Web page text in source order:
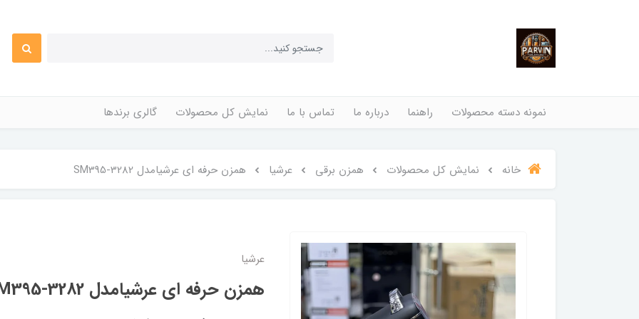
نمونه دسته محصولات راهنما درباره ما تماس با ما نمایش کل محصولات گالری برندها
خانه نمایش کل محصولات همزن برقی عرشیا همزن حرفه ای عرشیامدل SM395-3282
عرشیا
همزن حرفه ای عرشیامدل SM395-3282